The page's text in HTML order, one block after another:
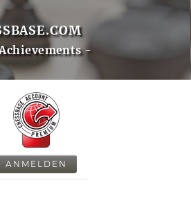
-
ANMELDEN